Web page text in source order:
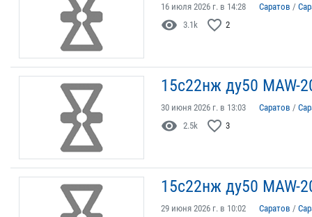
16 июля 2026 г. в 14:28 Саратов /
visibility 3.1k favorite_border 2
15с22нж ду50 MAW-
30 июня 2026 г. в 13:03 Саратов /
visibility 2.5k favorite_border 3
15с22нж ду50 MAW-
29 июня 2026 г. в 10:02 Саратов /